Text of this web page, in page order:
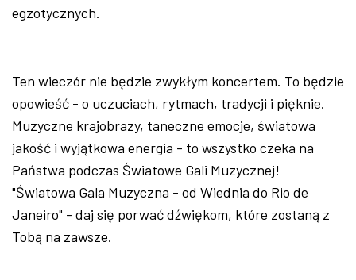
egzotycznych.
Ten wieczór nie będzie zwykłym koncertem. To będzie
opowieść - o uczuciach, rytmach, tradycji i pięknie.
Muzyczne krajobrazy, taneczne emocje, światowa
jakość i wyjątkowa energia - to wszystko czeka na
Państwa podczas Światowe Gali Muzycznej!
"Światowa Gala Muzyczna - od Wiednia do Rio de
Janeiro" - daj się porwać dźwiękom, które zostaną z
Tobą na zawsze.